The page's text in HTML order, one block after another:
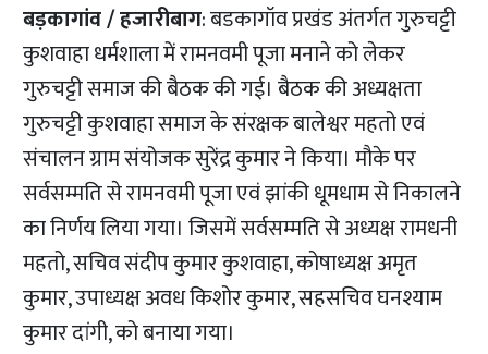
बड़कागांव / हजारीबाग: बडकागॉव प्रखंड अंतर्गत गुरुचट्टी
कुशवाहा धर्मशाला में रामनवमी पूजा मनाने को लेकर
गुरुचट्टी समाज की बैठक की गई। बैठक की अध्यक्षता
गुरुचट्टी कुशवाहा समाज के संरक्षक बालेश्वर महतो एवं
संचालन ग्राम संयोजक सुरेंद्र कुमार ने किया। मौके पर
सर्वसम्मति से रामनवमी पूजा एवं झांकी धूमधाम से निकालने
का निर्णय लिया गया। जिसमें सर्वसम्मति से अध्यक्ष रामधनी
महतो, सचिव संदीप कुमार कुशवाहा, कोषाध्यक्ष अमृत
कुमार, उपाध्यक्ष अवध किशोर कुमार, सहसचिव घनश्याम
कुमार दांगी, को बनाया गया।